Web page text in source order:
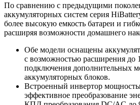
По сравнению с предыдущими
аккумуляторных систем серия
более высокую емкость батареи и
расширяя возможности домашнего
Обе модели оснащены
с возможностью расширения до
подключения дополнительных
аккумуляторных блоков.
Встроенный инвертор
эффективное преобразование